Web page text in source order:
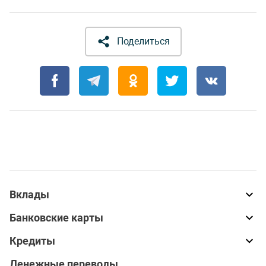
Поделиться
Вклады
Банковские карты
Кредиты